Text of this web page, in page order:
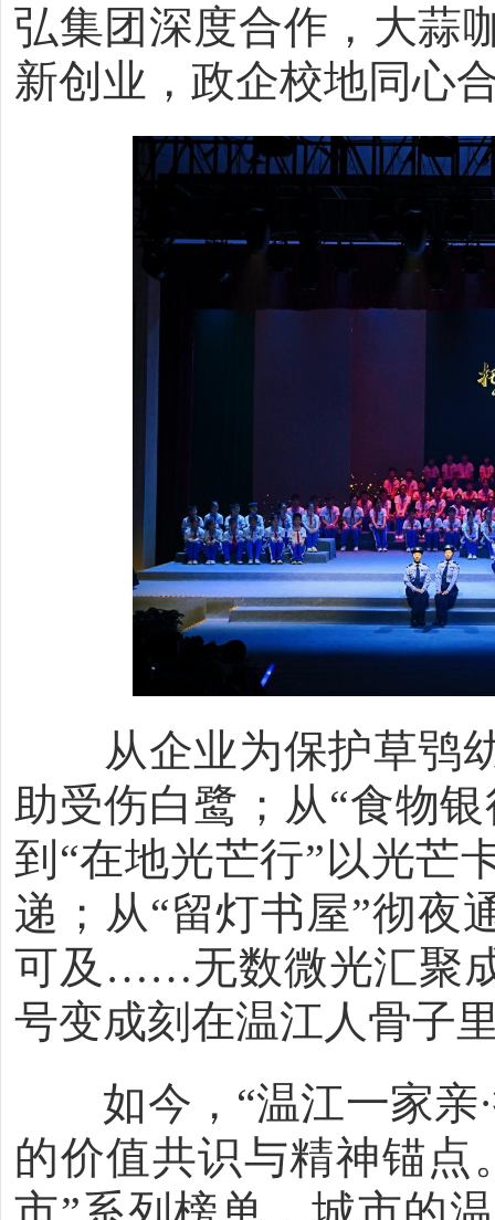
弘集团深度合作，大蒜
新创业，政企校地同心
从企业为保护草鸮幼
助受伤白鹭；从“食物
到“在地光芒行”以光芒
递；从“留灯书屋”彻夜
可及……无数微光汇聚
号变成刻在温江人骨子
如今，“温江一家亲·
的价值共识与精神锚点